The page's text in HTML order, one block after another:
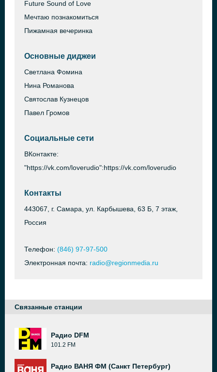
Future Sound of Love
Мечтаю познакомиться
Пижамная вечеринка
Основные диджеи
Светлана Фомина
Нина Романова
Святослав Кузнецов
Павел Громов
Социальные сети
ВКонтакте:
"https://vk.com/loverudio":https://vk.com/loverudio
Контакты
443067, г. Самара, ул. Карбышева, 63 Б, 7 этаж,
Россия
Телефон: (846) 97-97-500
Электронная почта: radio@regionmedia.ru
Связанные станции
Радио DFM
101.2 FM
Радио ВАНЯ ФМ (Санкт Петербург)